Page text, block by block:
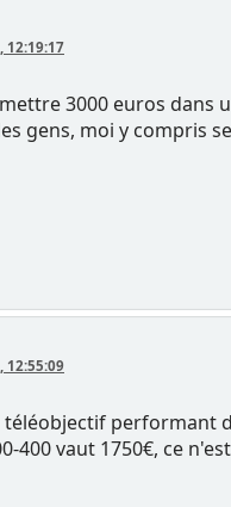
12:19:17
3000 euros
gens, moi y compris
12:55:09
performant
400 vaut 1750€, ce